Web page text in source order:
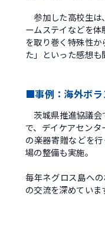
参加した高校生は
ームステイなどを
を取り巻く特殊性
た」といった感想も
■事例：海外ボ
茨城県推進協議会
で、デイケアセン
の楽器寄贈などを
場の整備も実施。
毎年ネグロス島へ
の交流を深めていま